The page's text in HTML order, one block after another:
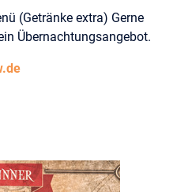
(Getränke extra) Gerne
Übernachtungsangebot.